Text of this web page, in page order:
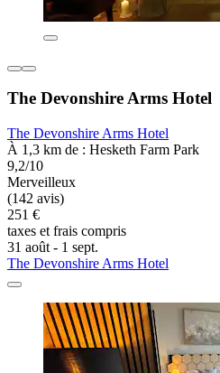
The Devonshire Arms Hotel
The Devonshire Arms Hotel
À 1,3 km de : Hesketh Farm Park
9,2/10
Merveilleux
(142 avis)
251 €
taxes et frais compris
31 août - 1 sept.
The Devonshire Arms Hotel